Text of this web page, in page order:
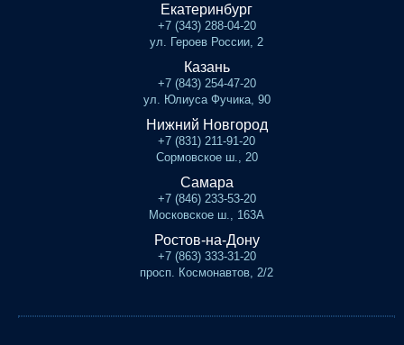
Екатеринбург
+7 (343) 288-04-20
ул. Героев России, 2
Казань
+7 (843) 254-47-20
ул. Юлиуса Фучика, 90
Нижний Новгород
+7 (831) 211-91-20
Сормовское ш., 20
Самара
+7 (846) 233-53-20
Московское ш., 163А
Ростов-на-Дону
+7 (863) 333-31-20
просп. Космонавтов, 2/2